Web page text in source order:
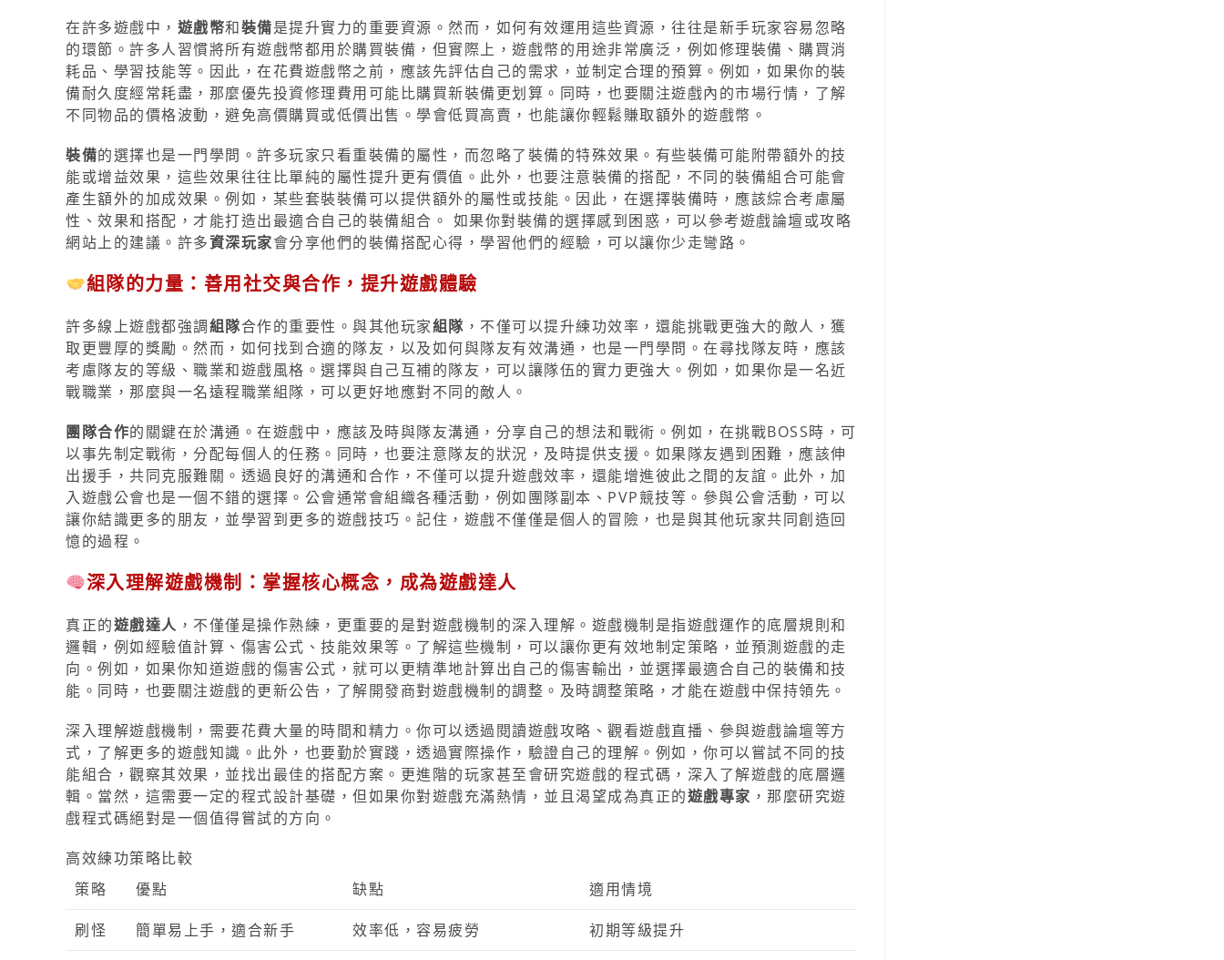
在許多遊戲中， 遊戲幣和裝備是提升實力的重要資源。然而，如何有效運用這些資源，往往是新手玩家容易忽略
的環節。許多人習慣將所有遊戲幣都用於購買裝備，但實際上，遊戲幣的用途非常廣泛，例如修理裝備、購買消
耗品、學習技能等。因此，在花費遊戲幣之前，應該先評估自己的需求，並制定合理的預算。例如，如果你的裝
備耐久度經常耗盡，那麼優先投資修理費用可能比購買新裝備更划算。同時，也要關注遊戲內的市場行情，了解
不同物品的價格波動，避免高價購買或低價出售。學會低買高賣，也能讓你輕鬆賺取額外的遊戲幣。
裝備的選擇也是一門學問。許多玩家只看重裝備的屬性，而忽略了裝備的特殊效果。有些裝備可能附帶額外的技
能或增益效果，這些效果往往比單純的屬性提升更有價值。此外，也要注意裝備的搭配，不同的裝備組合可能會
產生額外的加成效果。例如，某些套裝裝備可以提供額外的屬性或技能。因此，在選擇裝備時，應該綜合考慮屬
性、效果和搭配，才能打造出最適合自己的裝備組合。 如果你對裝備的選擇感到困惑，可以參考遊戲論壇或攻略
網站上的建議。許多資深玩家會分享他們的裝備搭配心得，學習他們的經驗，可以讓你少走彎路。
組隊的力量：善用社交與合作，提升遊戲體驗
許多線上遊戲都強調組隊合作的重要性。與其他玩家組隊 ，不僅可以提升練功效率，還能挑戰更強大的敵人，獲
取更豐厚的獎勵。然而，如何找到合適的隊友，以及如何與隊友有效溝通，也是一門學問。在尋找隊友時，應該
考慮隊友的等級、職業和遊戲風格。選擇與自己互補的隊友，可以讓隊伍的實力更強大。例如，如果你是一名近
戰職業，那麼與一名遠程職業組隊，可以更好地應對不同的敵人。
團隊合作的關鍵在於溝通。在遊戲中，應該及時與隊友溝通，分享自己的想法和戰術。例如，在挑戰BOSS時，可
以事先制定戰術，分配每個人的任務。同時，也要注意隊友的狀況，及時提供支援。如果隊友遇到困難，應該伸
出援手，共同克服難關。透過良好的溝通和合作，不僅可以提升遊戲效率，還能增進彼此之間的友誼。此外，加
入遊戲公會也是一個不錯的選擇。公會通常會組織各種活動，例如團隊副本、PVP競技等。參與公會活動，可以
讓你結識更多的朋友，並學習到更多的遊戲技巧。記住，遊戲不僅僅是個人的冒險，也是與其他玩家共同創造回
憶的過程。
深入理解遊戲機制：掌握核心概念，成為遊戲達人
真正的遊戲達人 ，不僅僅是操作熟練，更重要的是對遊戲機制的深入理解。遊戲機制是指遊戲運作的底層規則和
邏輯，例如經驗值計算、傷害公式、技能效果等。了解這些機制，可以讓你更有效地制定策略，並預測遊戲的走
向。例如，如果你知道遊戲的傷害公式，就可以更精準地計算出自己的傷害輸出，並選擇最適合自己的裝備和技
能。同時，也要關注遊戲的更新公告，了解開發商對遊戲機制的調整。及時調整策略，才能在遊戲中保持領先。
深入理解遊戲機制，需要花費大量的時間和精力。你可以透過閱讀遊戲攻略、觀看遊戲直播、參與遊戲論壇等方
式，了解更多的遊戲知識。此外，也要勤於實踐，透過實際操作，驗證自己的理解。例如，你可以嘗試不同的技
能組合，觀察其效果，並找出最佳的搭配方案。更進階的玩家甚至會研究遊戲的程式碼，深入了解遊戲的底層邏
輯。當然，這需要一定的程式設計基礎，但如果你對遊戲充滿熱情，並且渴望成為真正的遊戲專家 ，那麼研究遊
戲程式碼絕對是一個值得嘗試的方向。
高效練功策略比較
策略
優點 缺點 適用情境
刷怪 簡單易上手，適合新手 效率低，容易疲勞 初期等級提升